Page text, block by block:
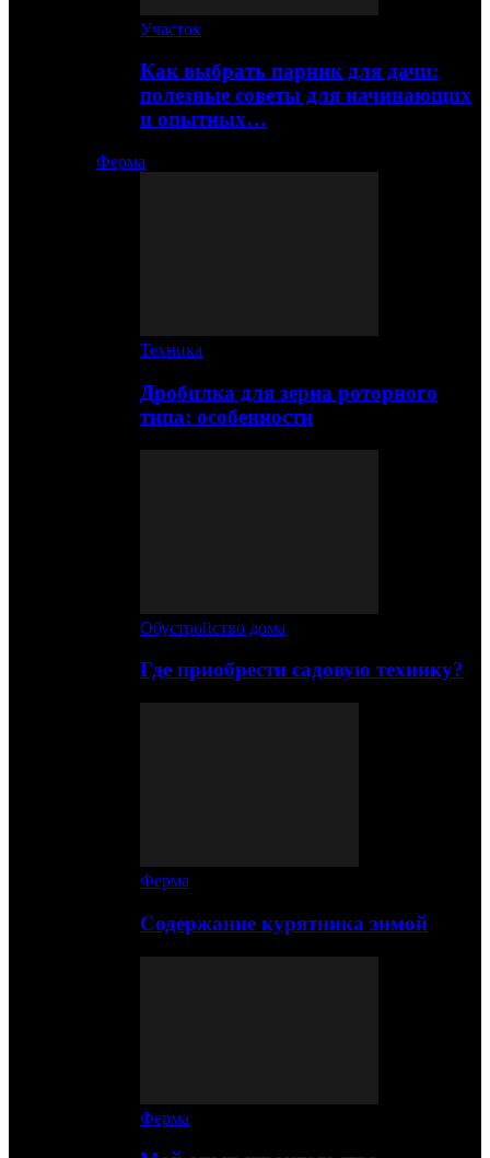
Участок
Как выбрать парник для дачи:
полезные советы для начинающих
и опытных…
Ферма
Техника
Дробилка для зерна роторного
типа: особенности
Обустройство дома
Где приобрести садовую технику?
Ферма
Содержание курятника зимой
Ферма